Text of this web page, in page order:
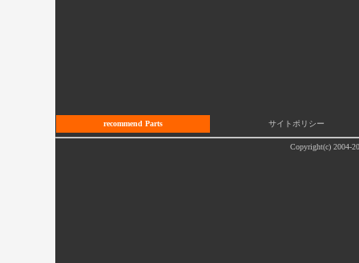
recommend Parts サイトポリシー
Copyright(c) 2004-